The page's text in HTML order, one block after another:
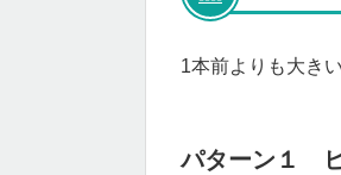
1本前よりも大き
パターン１